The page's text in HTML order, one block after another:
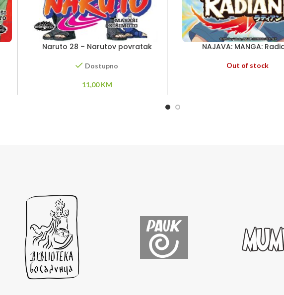
Naruto 28 – Narutov povratak
Dostupno
11,00KM
NAJAVA: MANGA:
Out of stock